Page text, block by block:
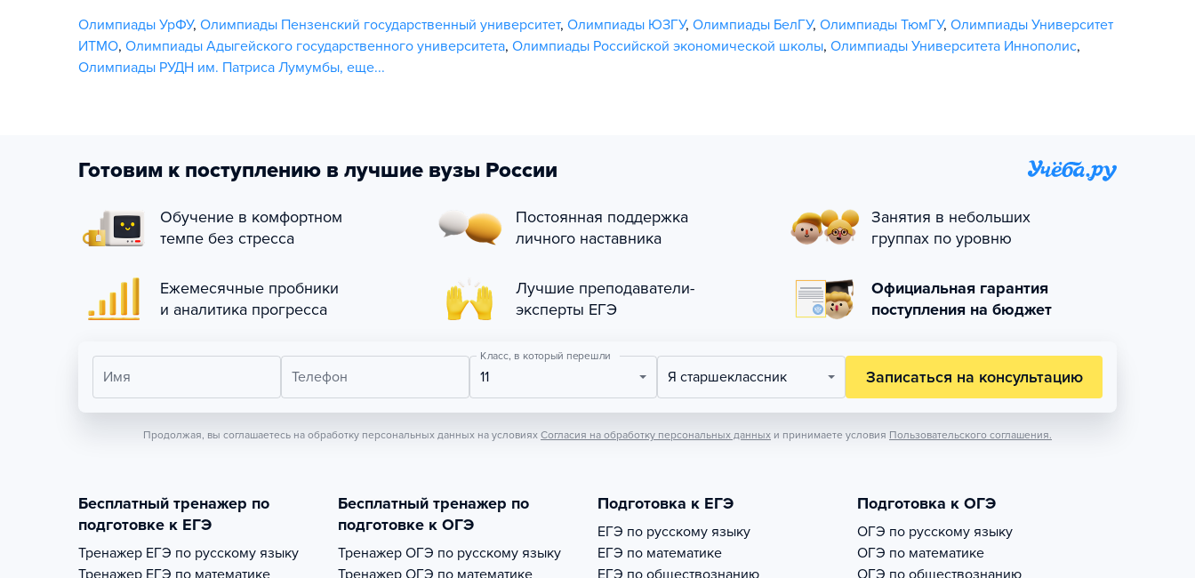
Олимпиады УрФУ, Олимпиады Пензенский государственный университет, Олимпиады ЮЗГУ, Олимпиады БелГУ, Олимпиады ТюмГУ, Олимпиады Университет
ИТМО, Олимпиады Адыгейского государственного университета, Олимпиады Российской экономической школы, Олимпиады Университета Иннополис,
Олимпиады РУДН им. Патриса Лумумбы, еще...
Готовим к поступлению в лучшие вузы России
Обучение в комфортном
темпе без стресса
Постоянная поддержка
личного наставника
Занятия в небольших
группах по уровню
Ежемесячные пробники
и аналитика прогресса
Лучшие преподаватели-
эксперты ЕГЭ
Официальная гарантия
поступления на бюджет
Имя Телефон
Класс, в который перешли
11 Я старшеклассник Записаться на консультацию
Продолжая, вы соглашаетесь на обработку персональных данных на условиях Согласия на обработку персональных данных и принимаете условия Пользовательского соглашения.
Бесплатный тренажер по
подготовке к ЕГЭ
Тренажер ЕГЭ по русскому языку
Тренажер ЕГЭ по математике
Бесплатный тренажер по
подготовке к ОГЭ
Тренажер ОГЭ по русскому языку
Тренажер ОГЭ по математике
Подготовка к ЕГЭ
ЕГЭ по русскому языку
ЕГЭ по математике
ЕГЭ по обществознанию
Подготовка к ОГЭ
ОГЭ по русскому языку
ОГЭ по математике
ОГЭ по обществознанию